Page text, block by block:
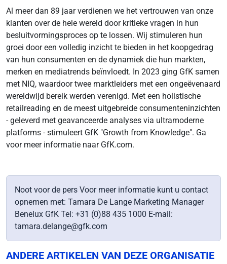
Al meer dan 89 jaar verdienen we het vertrouwen van onze
klanten over de hele wereld door kritieke vragen in hun
besluitvormingsproces op te lossen. Wij stimuleren hun
groei door een volledig inzicht te bieden in het koopgedrag
van hun consumenten en de dynamiek die hun markten,
merken en mediatrends beïnvloedt. In 2023 ging GfK samen
met NIQ, waardoor twee marktleiders met een ongeëvenaard
wereldwijd bereik werden verenigd. Met een holistische
retailreading en de meest uitgebreide consumenteninzichten
- geleverd met geavanceerde analyses via ultramoderne
platforms - stimuleert GfK "Growth from Knowledge". Ga
voor meer informatie naar GfK.com.
Noot voor de pers Voor meer informatie kunt u contact
opnemen met: Tamara De Lange Marketing Manager
Benelux GfK Tel: +31 (0)88 435 1000 E-mail:
tamara.delange@gfk.com
ANDERE ARTIKELEN VAN DEZE ORGANISATIE